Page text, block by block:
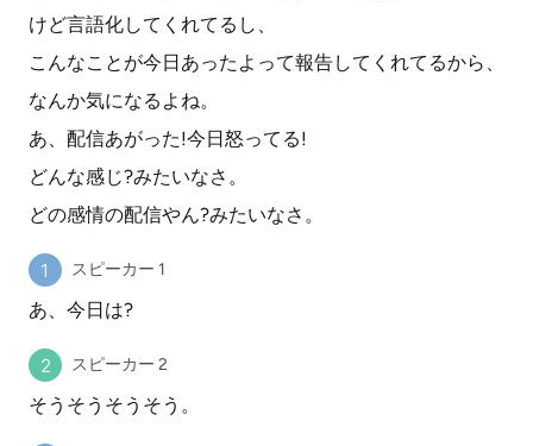
けど言語化してくれてるし、
こんなことが今日あったよって報告してくれてるから、
なんか気になるよね。
あ、配信あがった!今日怒ってる!
どんな感じ?みたいなさ。
どの感情の配信やん?みたいなさ。
スピーカー 1
あ、今日は?
スピーカー 2
そうそうそうそう。